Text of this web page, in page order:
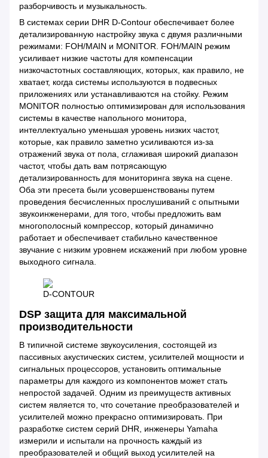
разборчивость и музыкальность.
В системах серии DHR D-Contour обеспечивает более
детализированную настройку звука с двумя различными
режимами: FOH/MAIN и MONITOR. FOH/MAIN режим
усиливает низкие частоты для компенсации
низкочастотных составляющих, которых, как правило, не
хватает, когда системы используются в подвесных
приложениях или устанавливаются на стойку. Режим
MONITOR полностью оптимизирован для использования
системы в качестве напольного монитора,
интеллектуально уменьшая уровень низких частот,
которые, как правило заметно усиливаются из-за
отражений звука от пола, сглаживая широкий диапазон
частот, чтобы дать вам потрясающую
детализированность для мониторинга звука на сцене.
Оба эти пресета были усовершенствованы путем
проведения бесчисленных прослушиваний с опытными
звукоинженерами, для того, чтобы предложить вам
многополосный компрессор, который динамично
работает и обеспечивает стабильно качественное
звучание с низким уровнем искажений при любом уровне
выходного сигнала.
D-CONTOUR
DSP защита для максимальной
производительности
В типичной системе звукоусиления, состоящей из
пассивных акустических систем, усилителей мощности и
сигнальных процессоров, установить оптимальные
параметры для каждого из компонентов может стать
непростой задачей. Одним из преимуществ активных
систем является то, что сочетание преобразователей и
усилителей можно прекрасно оптимизировать. При
разработке систем серий DHR, инженеры Yamaha
измерили и испытали на прочность каждый из
преобразователей и общий выход усилителей на